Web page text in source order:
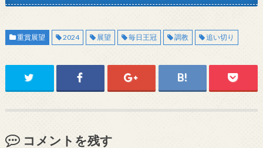
重賞展望 2024 展望 毎日王冠 調教 追い切り
コメントを残す